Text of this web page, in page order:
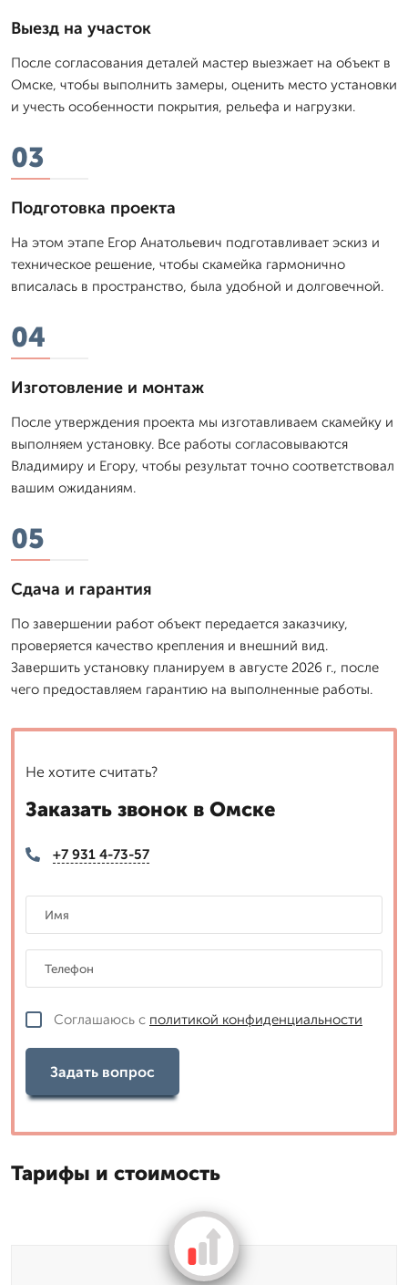
Выезд на участок
После согласования деталей мастер выезжает на объект в
Омске, чтобы выполнить замеры, оценить место установки
и учесть особенности покрытия, рельефа и нагрузки.
03
Подготовка проекта
На этом этапе Егор Анатольевич подготавливает эскиз и
техническое решение, чтобы скамейка гармонично
вписалась в пространство, была удобной и долговечной.
04
Изготовление и монтаж
После утверждения проекта мы изготавливаем скамейку и
выполняем установку. Все работы согласовываются
Владимиру и Егору, чтобы результат точно соответствовал
вашим ожиданиям.
05
Сдача и гарантия
По завершении работ объект передается заказчику,
проверяется качество крепления и внешний вид.
Завершить установку планируем в августе 2026 г., после
чего предоставляем гарантию на выполненные работы.
Не хотите считать?
Заказать звонок в Омске
+7 931 4-73-57
Соглашаюсь с политикой конфиденциальности
Задать вопрос
Тарифы и стоимость